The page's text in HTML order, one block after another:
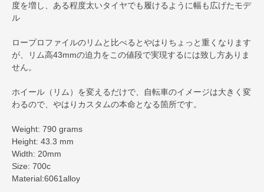
度を増し、ある程度太いタイヤでも履けるように幅も広げたモデ
ル
ロープロファイルのリムと比べるとやはりちょっと重くなります
が、リム高43mmの迫力をこの値段で実現するには致し方ありま
せん。
ホイール（リム）を変えるだけで、自転車のイメージは大きく変
わるので、やはりカスタムの本命となる箇所です。
Weight: 790 grams
Height: 43.3 mm
Width: 20mm
Size: 700c
Material:6061alloy